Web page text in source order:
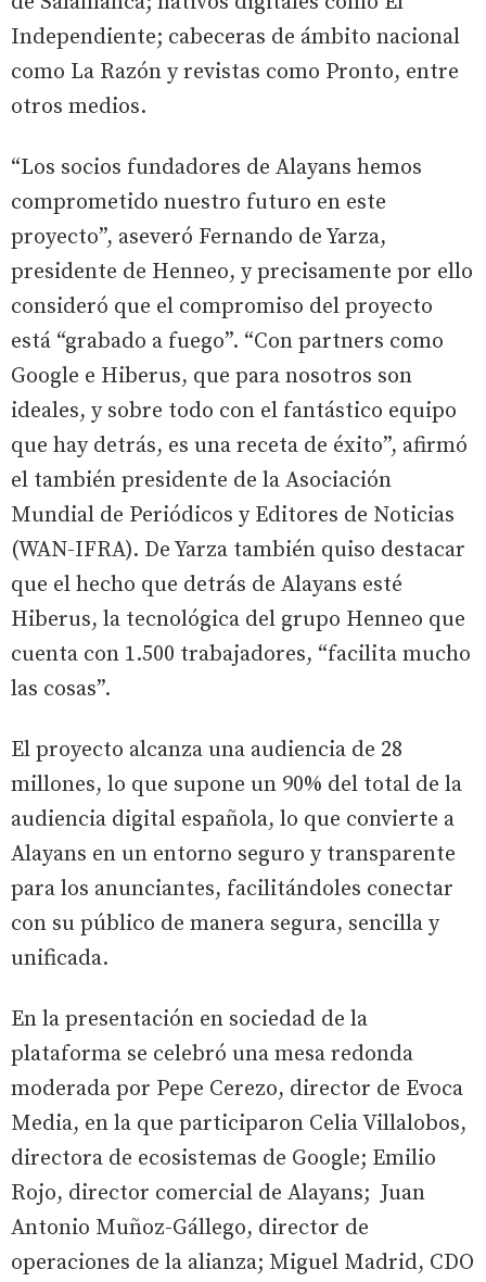
Independiente; cabeceras de ámbito nacional
como La Razón y revistas como Pronto, entre
otros medios.
“Los socios fundadores de Alayans hemos
comprometido nuestro futuro en este
proyecto”, aseveró Fernando de Yarza,
presidente de Henneo, y precisamente por ello
consideró que el compromiso del proyecto
está “grabado a fuego”. “Con partners como
Google e Hiberus, que para nosotros son
ideales, y sobre todo con el fantástico equipo
que hay detrás, es una receta de éxito”, afirmó
el también presidente de la Asociación
Mundial de Periódicos y Editores de Noticias
(WAN-IFRA). De Yarza también quiso destacar
que el hecho que detrás de Alayans esté
Hiberus, la tecnológica del grupo Henneo que
cuenta con 1.500 trabajadores, “facilita mucho
las cosas”.
El proyecto alcanza una audiencia de 28
millones, lo que supone un 90% del total de la
audiencia digital española, lo que convierte a
Alayans en un entorno seguro y transparente
para los anunciantes, facilitándoles conectar
con su público de manera segura, sencilla y
unificada.
En la presentación en sociedad de la
plataforma se celebró una mesa redonda
moderada por Pepe Cerezo, director de Evoca
Media, en la que participaron Celia Villalobos,
directora de ecosistemas de Google; Emilio
Rojo, director comercial de Alayans; Juan
Antonio Muñoz-Gállego, director de
operaciones de la alianza; Miguel Madrid, CDO